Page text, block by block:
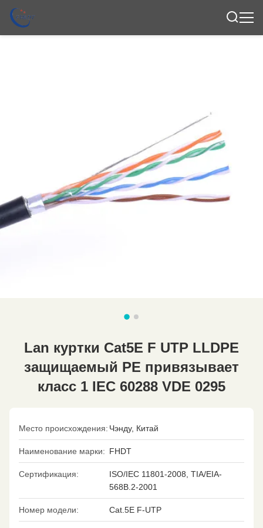
Lan куртки Cat5E F UTP LLDPE
защищаемый PE привязывает
класс 1 IEC 60288 VDE 0295
Место происхождения: Чэнду, Китай
Наименование марки: FHDT
Сертификация:
ISO/IEC 11801-2008, TIA/EIA-
568B.2-2001
Номер модели: Cat.5E F-UTP